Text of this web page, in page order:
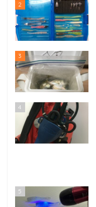
2
3
4
5